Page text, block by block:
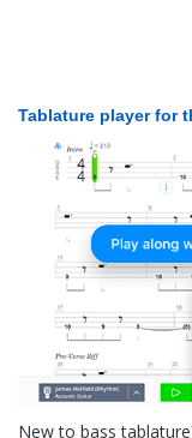
Tablature player for
New to bass